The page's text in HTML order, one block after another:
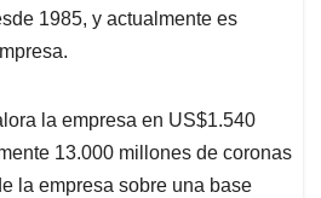
1985, y actualmente es
la empresa en US$1.540
13.000 millones de coronas
la empresa sobre una base